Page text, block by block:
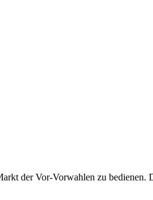
der Vor-Vorwahlen zu bedienen.